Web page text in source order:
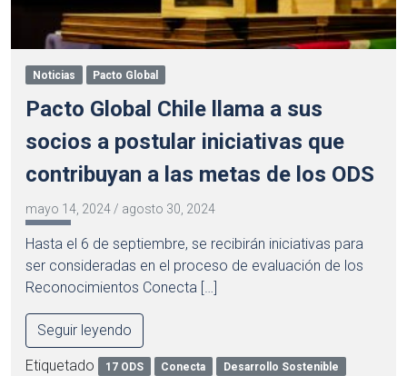
Noticias Pacto Global
Pacto Global Chile llama a sus
socios a postular iniciativas que
contribuyan a las metas de los ODS
mayo 14, 2024 / agosto 30, 2024
Hasta el 6 de septiembre, se recibirán iniciativas para
ser consideradas en el proceso de evaluación de los
Reconocimientos Conecta […]
Seguir leyendo
Etiquetado 17 ODS Conecta
Desarrollo Sostenible